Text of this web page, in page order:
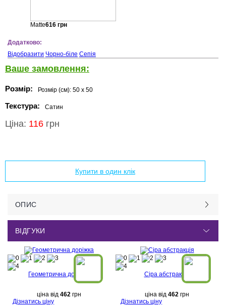
Matte616грн
Додатково:
Відобразити Чорно-біле Сепія
Ваше замовлення:
Розмір: Розмір (см): 50 x 50
Текстура: Сатин
Ціна: 116 грн
Купити в один клік
ОПИС
ВІДГУКИ
Геометрична доріжка
ціна від 462 грн
Дізнатись ціну
Сіра абстракція
ціна від 462 грн
Дізнатись ціну